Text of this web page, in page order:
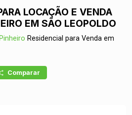
LOCAÇÃO E VENDA
EM SÃO LEOPOLDO
Pinheiro Residencial para Venda em
Comparar